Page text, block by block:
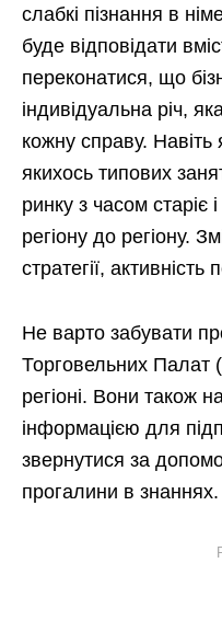
слабкі пізнання в
буде відповідати
переконатися, що
індивідуальна річ,
кожну справу.
якихось типових
ринку з часом старіє
регіону до регіону.
стратегії, активність
Не варто забувати
Торговельних Палат
регіоні. Вони також
інформацією для
звернутися за
прогалини в знаннях.